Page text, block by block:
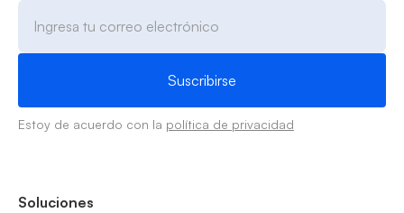
Estoy de acuerdo con la política de privacidad
Soluciones